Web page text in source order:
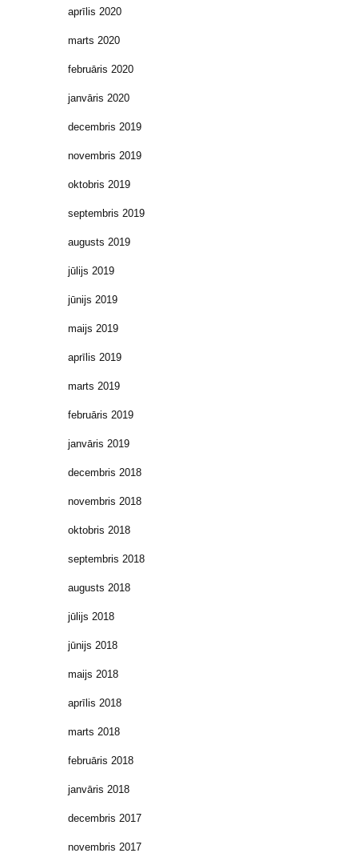
aprīlis 2020
marts 2020
februāris 2020
janvāris 2020
decembris 2019
novembris 2019
oktobris 2019
septembris 2019
augusts 2019
jūlijs 2019
jūnijs 2019
maijs 2019
aprīlis 2019
marts 2019
februāris 2019
janvāris 2019
decembris 2018
novembris 2018
oktobris 2018
septembris 2018
augusts 2018
jūlijs 2018
jūnijs 2018
maijs 2018
aprīlis 2018
marts 2018
februāris 2018
janvāris 2018
decembris 2017
novembris 2017